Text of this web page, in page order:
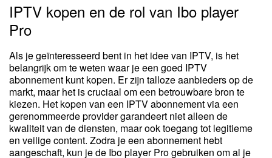
IPTV kopen en de rol van Ibo player
Pro
Als je geïnteresseerd bent in het idee van IPTV, is het
belangrijk om te weten waar je een goed IPTV
abonnement kunt kopen. Er zijn talloze aanbieders op de
markt, maar het is cruciaal om een betrouwbare bron te
kiezen. Het kopen van een IPTV abonnement via een
gerenommeerde provider garandeert niet alleen de
kwaliteit van de diensten, maar ook toegang tot legitieme
en veilige content. Zodra je een abonnement hebt
aangeschaft, kun je de Ibo player Pro gebruiken om al je